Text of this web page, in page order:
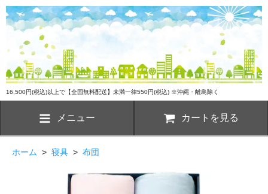
16,500円(税込)以上で【全国無料配送】未満一律550円(税込) ※沖縄・離島除く
メニュー カートを見る
ホーム > 寝具 > 布団